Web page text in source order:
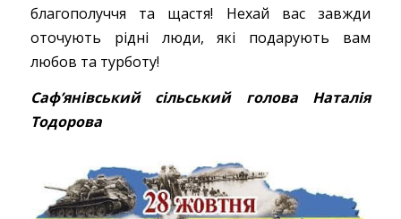
благополуччя та щастя! Нехай вас завжди
оточують рідні люди, які подарують вам
любов та турботу!
Саф’янівський сільський голова Наталія
Тодорова